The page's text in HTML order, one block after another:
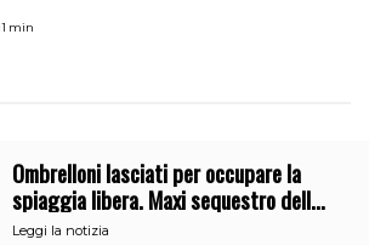
1 min
Ombrelloni lasciati per occupare la
spiaggia libera. Maxi sequestro della
Guardia Costiera
Leggi la notizia